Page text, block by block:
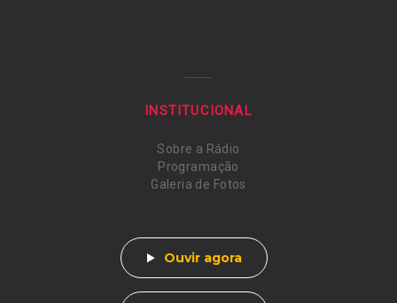
INSTITUCIONAL
Sobre a Rádio
Programação
Galeria de Fotos
Ouvir agora